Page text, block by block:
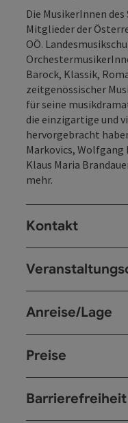
Die MusikerInnen
Mitglieder der
OÖ.
Barock, Klassik,
zeitgenössischer
für seine
die einzigartige und
hervorgebracht
Markovics,
Klaus Maria
mehr.
Kontakt
Anreise/Lage
Preise
Barrierefreiheit